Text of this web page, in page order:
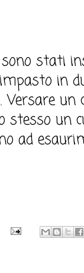
sono stati
in
un
stesso un
ad